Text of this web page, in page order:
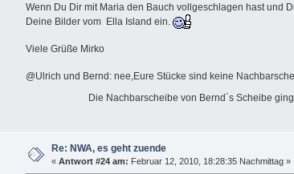
Wenn Du Dir mit Maria den Bauch vollgeschlagen hast und
Deine Bilder vom Ella Island ein.
Viele Grüße Mirko
@Ulrich und Bernd: nee,Eure Stücke sind keine
Die Nachbarscheibe von Bernd´s Scheibe ging an
Re: NWA, es geht zuende
« Antwort #24 am: Februar 12, 2010, 18:28:35 Nachmittag »